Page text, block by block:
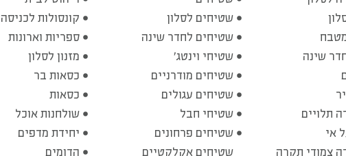
שינה
תלויים
אי
צמודי תקרה
שטיחים לסלון
שטיחים לחדר שינה
שטיחי וינטג'
שטיחים מודרניים
שטיחים עגולים
שטיחי חבל
שטיחים פרחונים
שטיחים אקלקטיים
קונסולות לכניסה
ספריות וארונות
מזנון לסלון
כסאות בר
כסאות
שולחנות אוכל
יחידת מדפים
הדומים